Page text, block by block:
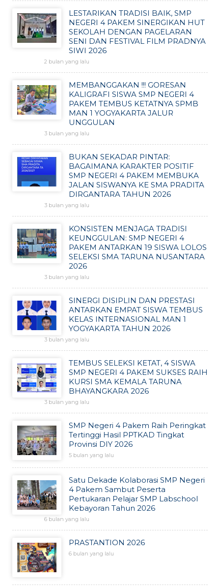
LESTARIKAN TRADISI BAIK, SMP
NEGERI 4 PAKEM SINERGIKAN HUT
SEKOLAH DENGAN PAGELARAN
SENI DAN FESTIVAL FILM PRADNYA
SIWI 2026
2 bulan yang lalu
MEMBANGGAKAN !!! GORESAN
KALIGRAFI SISWA SMP NEGERI 4
PAKEM TEMBUS KETATNYA SPMB
MAN 1 YOGYAKARTA JALUR
UNGGULAN
3 bulan yang lalu
BUKAN SEKADAR PINTAR:
BAGAIMANA KARAKTER POSITIF
SMP NEGERI 4 PAKEM MEMBUKA
JALAN SISWANYA KE SMA PRADITA
DIRGANTARA TAHUN 2026
3 bulan yang lalu
KONSISTEN MENJAGA TRADISI
KEUNGGULAN: SMP NEGERI 4
PAKEM ANTARKAN 19 SISWA LOLOS
SELEKSI SMA TARUNA NUSANTARA
2026
3 bulan yang lalu
SINERGI DISIPLIN DAN PRESTASI
ANTARKAN EMPAT SISWA TEMBUS
KELAS INTERNASIONAL MAN 1
YOGYAKARTA TAHUN 2026
3 bulan yang lalu
TEMBUS SELEKSI KETAT, 4 SISWA
SMP NEGERI 4 PAKEM SUKSES RAIH
KURSI SMA KEMALA TARUNA
BHAYANGKARA 2026
3 bulan yang lalu
SMP Negeri 4 Pakem Raih Peringkat
Tertinggi Hasil PPTKAD Tingkat
Provinsi DIY 2026
5 bulan yang lalu
Satu Dekade Kolaborasi SMP Negeri
4 Pakem Sambut Peserta
Pertukaran Pelajar SMP Labschool
Kebayoran Tahun 2026
6 bulan yang lalu
PRASTANTION 2026
6 bulan yang lalu